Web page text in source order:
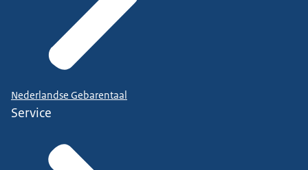
Nederlandse Gebarentaal
Service